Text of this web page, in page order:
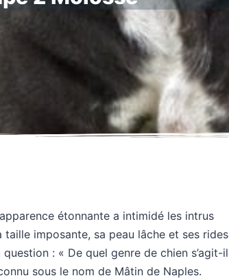
étonnante a intimidé les intrus
taille imposante, sa peau lâche et ses rides
: « De quel genre de chien s’agit-il
sous le nom de Mâtin de Naples.